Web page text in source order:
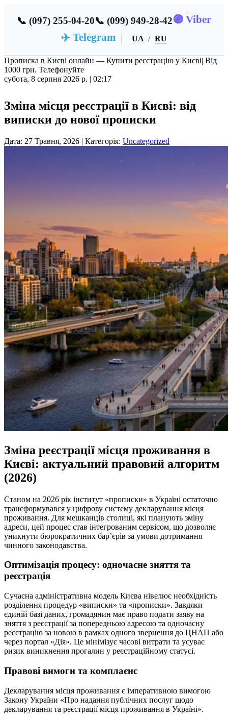
📞 (097) 255-04-20📞 (099) 949-28-42🟣 Viber
✈️ Telegram
UA / RU
Прописка в Києві онлайн — Купити реєстрацію у Києві| Від
1000 грн. Телефонуйте
субота, 8 серпня 2026 р. | 02:18
Зміна місця реєстрації в Києві: від
виписки до нової прописки
Дата: 27 Травня, 2026 | Категорія: Uncategorized
Зміна реєстрації місця проживання в
Києві: актуальний правовий алгоритм
(2026)
Станом на 2026 рік інститут «прописки» в Україні остаточно
трансформувався у цифрову систему декларування місця
проживання. Для мешканців столиці, які планують зміну
адреси, цей процес став інтегрованим сервісом, що дозволяє
уникнути бюрократичних бар’єрів за умови дотримання
чинного законодавства.
Оптимізація процесу: одночасне зняття та
реєстрація
Сучасна адміністративна модель Києва нівелює необхідність
розділення процедур «виписки» та «прописки». Завдяки
єдиній базі даних, громадянин має право подати заяву на
зняття з реєстрації за попередньою адресою та одночасну
реєстрацію за новою в рамках одного звернення до ЦНАП або
через портал «Дія». Це мінімізує часові витрати та усуває
ризик виникнення прогалин у реєстраційному статусі.
Правові вимоги та комплаєнс
Декларування місця проживання є імперативною вимогою
Закону України «Про надання публічних послуг щодо
декларування та реєстрації місця проживання в Україні».